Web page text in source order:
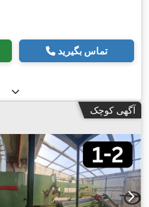
تماس بگیرید
آگهی کوچک